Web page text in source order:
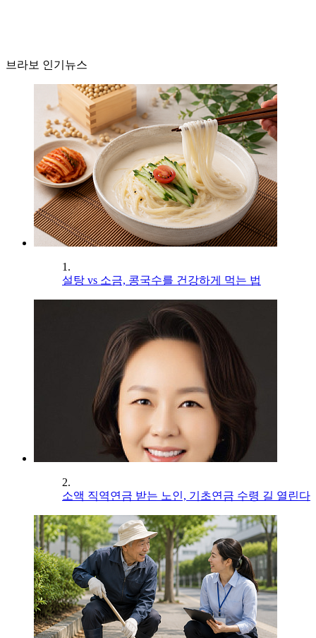
브라보 인기뉴스
1.
설탕 vs 소금, 콩국수를 건강하게 먹는 법
2.
소액 직역연금 받는 노인, 기초연금 수령 길 열린다